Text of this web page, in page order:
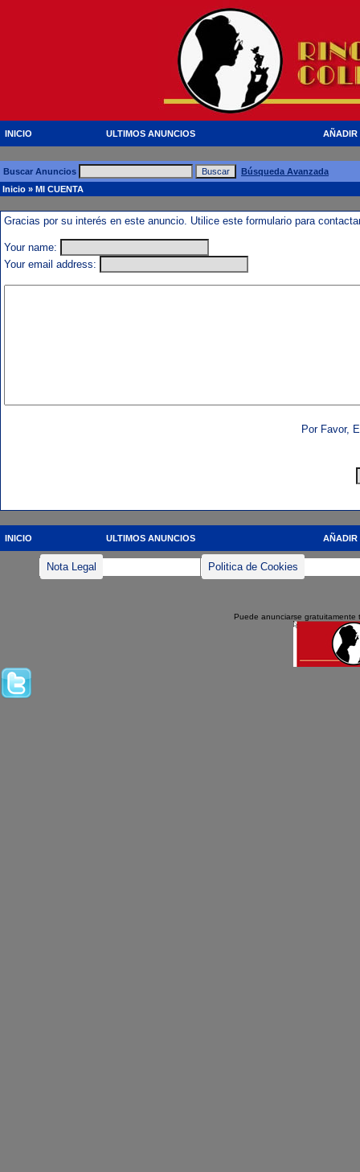
INICIO ULTIMOS ANUNCIOS AÑADIR
Buscar Anuncios
Búsqueda Avanzada
Inicio » MI CUENTA
Gracias por su interés en este anuncio. Utilice este formulario para
Your name:
Your email address:
Por Favor,
INICIO ULTIMOS ANUNCIOS AÑADIR
Nota Legal Politica de Cookies
Puede anunciarse